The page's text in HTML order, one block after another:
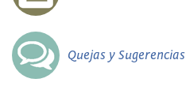
Quejas y Sugerencias